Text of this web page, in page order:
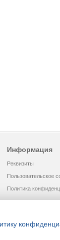
Информация
Реквизиты
Пользовательское
Политика